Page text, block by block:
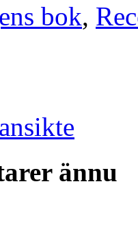
bok,
ännu